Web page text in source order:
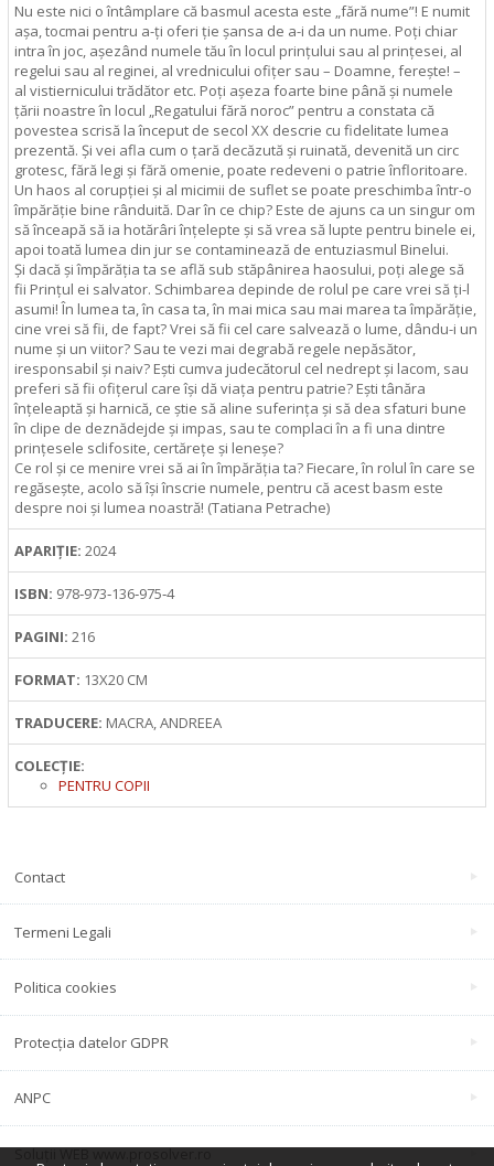
Nu este nici o întâmplare că basmul acesta este „fără nume”! E numit
așa, tocmai pentru a-ți oferi ție șansa de a-i da un nume. Poți chiar
intra în joc, așezând numele tău în locul prințului sau al prințesei, al
regelui sau al reginei, al vrednicului ofițer sau – Doamne, ferește! –
al vistiernicului trădător etc. Poți așeza foarte bine până și numele
țării noastre în locul „Regatului fără noroc” pentru a constata că
povestea scrisă la început de secol XX descrie cu fidelitate lumea
prezentă. Și vei afla cum o țară decăzută și ruinată, devenită un circ
grotesc, fără legi și fără omenie, poate re­deveni o patrie înfloritoare.
Un haos al corupției și al micimii de suflet se poate preschimba într-o
împărăție bine rânduită. Dar în ce chip? Este de ajuns ca un singur om
să înceapă să ia hotărâri înțelepte și să vrea să lupte pentru binele ei,
apoi toată lumea din jur se contaminează de entuziasmul Binelui.
Și dacă și împărăția ta se află sub stăpânirea haosului, poți alege să
fii Prințul ei salvator. Schimbarea depinde de rolul pe care vrei să ți-l
asumi! În lumea ta, în casa ta, în mai mica sau mai marea ta împărăție,
cine vrei să fii, de fapt? Vrei să fii cel care salvează o lume, dându-i un
nume și un viitor? Sau te vezi mai degrabă regele nepăsător,
iresponsabil și naiv? Ești cumva judecătorul cel nedrept și lacom, sau
preferi să fii ofițerul care își dă viața pentru patrie? Ești tânăra
înțeleaptă și harnică, ce știe să aline suferința și să dea sfaturi bune
în clipe de deznădejde și impas, sau te complaci în a fi una dintre
prințesele sclifosite, certărețe și leneșe?
Ce rol și ce menire vrei să ai în împărăția ta? Fiecare, în rolul în care se
regăsește, acolo să își înscrie numele, pentru că acest basm este
despre noi și lumea noastră! (Tatiana Petrache)
APARIȚIE:2024
ISBN: 978‑973‑136‑975‑4
PAGINI:216
FORMAT: 13X20 CM
TRADUCERE: MACRA, ANDREEA
COLECȚIE:
PENTRU COPII
Contact
Termeni Legali
Politica cookies
Protecția datelor GDPR
ANPC
Soluții WEB www.prosolver.ro